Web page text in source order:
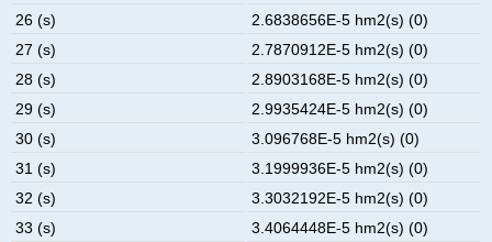
26 (s)
2.6838656E-5 hm2(s) (0)
27 (s)
2.7870912E-5 hm2(s) (0)
28 (s)
2.8903168E-5 hm2(s) (0)
29 (s)
2.9935424E-5 hm2(s) (0)
30 (s)
3.096768E-5 hm2(s) (0)
31 (s)
3.1999936E-5 hm2(s) (0)
32 (s)
3.3032192E-5 hm2(s) (0)
33 (s)
3.4064448E-5 hm2(s) (0)